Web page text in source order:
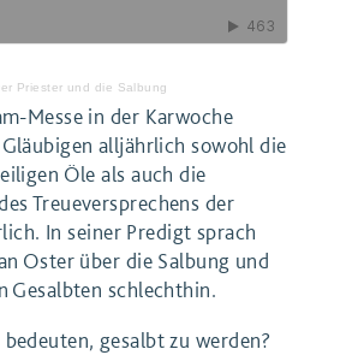
Priester und die Salbung
Messe in der Karwoche
alljährlich sowohl die
Öle als auch die
Treueversprechens der
In seiner Predigt sprach
Oster über die Salbung und
Gesalbten schlechthin.
bedeuten, gesalbt zu werden?